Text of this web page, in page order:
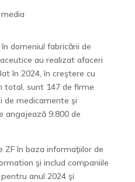
domeniul fabricării de
au realizat afaceri
în 2024, în creştere cu
total, sunt 147 de firme
de medicamente şi
angajează 9.800 de
în baza informaţiilor de
şi includ companiile
anul 2024 şi